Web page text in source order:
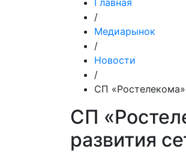
Главная
/
Медиарынок
/
Новости
/
СП
СП
развития